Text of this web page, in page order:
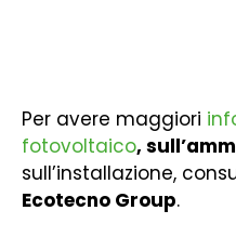
Per avere maggiori
fotovoltaico,
sull’installazione,
Ecotecno Group.